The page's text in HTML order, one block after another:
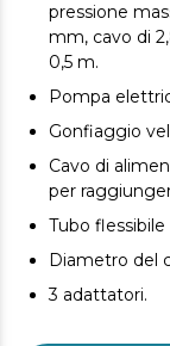
pressione
mm, cavo di
0,5 m.
Pompa
Gonfiaggio
Cavo di
per
Tubo flessibile
Diametro del
3 adattatori.